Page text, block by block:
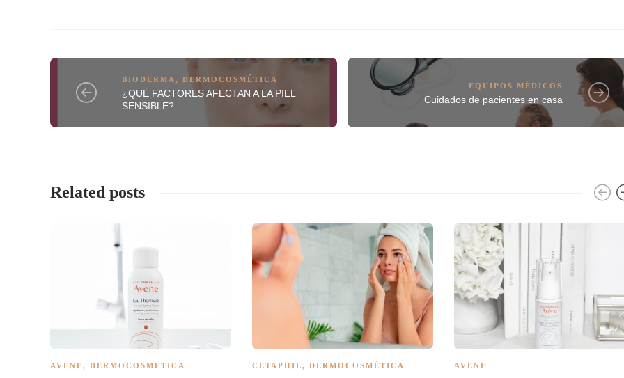
BIODERMA,DERMOCOSMÉTICA
¿QUÉ FACTORES AFECTAN A LA PIEL
SENSIBLE?
EQUIPOS MÉDICOS
Cuidados de pacientes en casa
Related posts
AVENE, DERMOCOSMÉTICA CETAPHIL, DERMOCOSMÉTICA AVENE